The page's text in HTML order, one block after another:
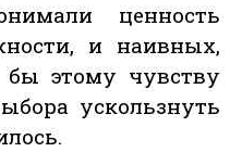
ценность
и наивных,
бы этому чувству
ускользнуть